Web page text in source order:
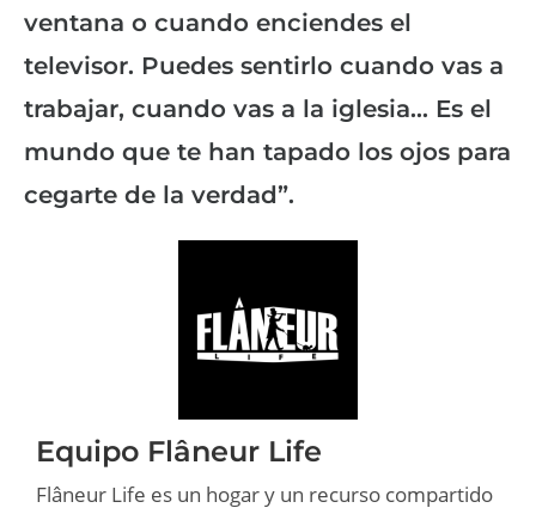
ventana o cuando enciendes el
televisor. Puedes sentirlo cuando vas a
trabajar, cuando vas a la iglesia... Es el
mundo que te han tapado los ojos para
cegarte de la verdad”.
Equipo Flâneur Life
Flâneur Life es un hogar y un recurso compartido